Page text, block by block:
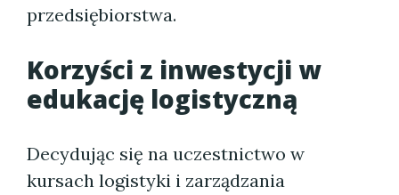
przedsiębiorstwa.
Korzyści z inwestycji w
edukację logistyczną
Decydując się na uczestnictwo w
kursach logistyki i zarządzania